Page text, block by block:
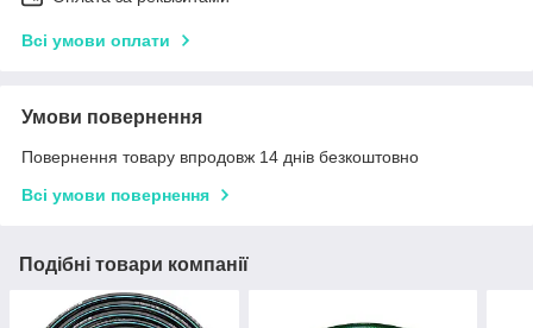
Всі умови оплати
Умови повернення
Повернення товару впродовж 14 днів безкоштовно
Всі умови повернення
Подібні товари компанії